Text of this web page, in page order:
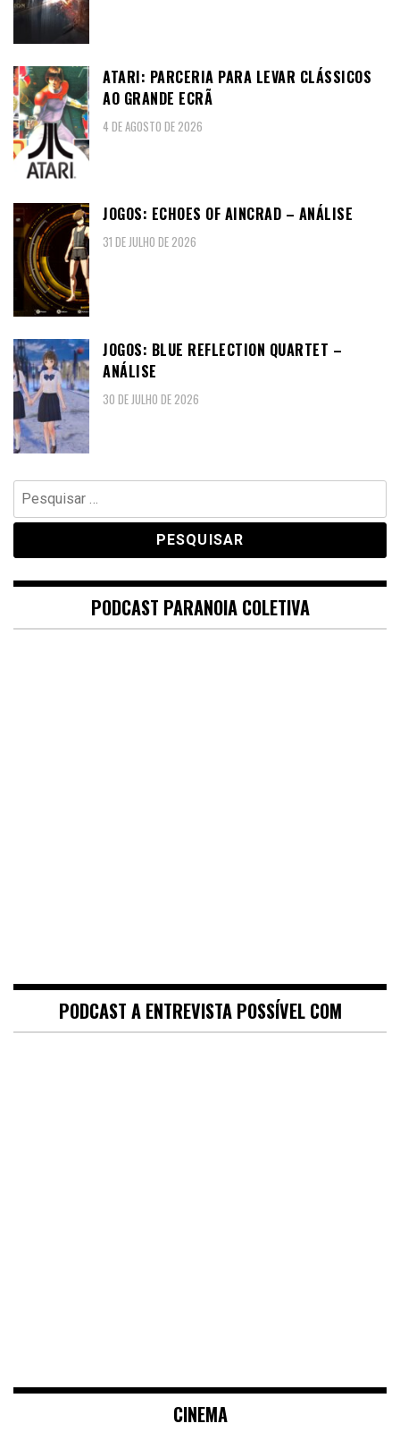
ATARI: PARCERIA PARA LEVAR CLÁSSICOS
AO GRANDE ECRÃ
4 DE AGOSTO DE 2026
JOGOS: ECHOES OF AINCRAD – ANÁLISE
31 DE JULHO DE 2026
JOGOS: BLUE REFLECTION QUARTET –
ANÁLISE
30 DE JULHO DE 2026
Pesquisar
por:
PODCAST PARANOIA COLETIVA
PODCAST A ENTREVISTA POSSÍVEL COM
CINEMA